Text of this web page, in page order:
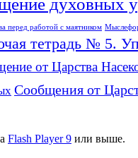
перед работой с маятником
тетрадь № 5.
от Царства
Сообщения от
Flash Player 9 или выше.